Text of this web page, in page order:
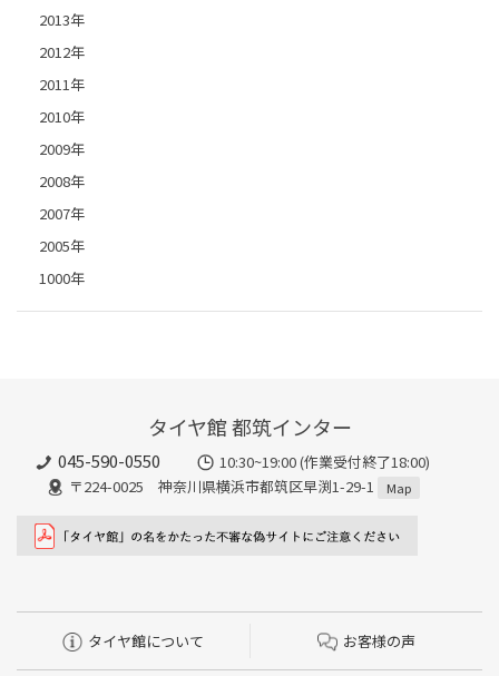
2013年
2012年
2011年
2010年
2009年
2008年
2007年
2005年
1000年
タイヤ館 都筑インター
045-590-0550
10:30~19:00 (作業受付終了18:00)
〒224-0025 神奈川県横浜市都筑区早渕1-29-1
Map
タイヤ館について お客様の声